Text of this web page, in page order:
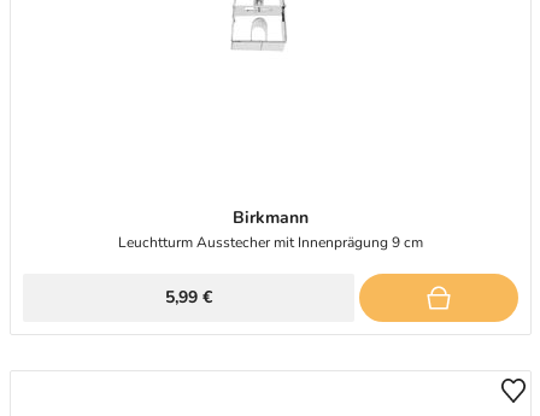
Birkmann
Leuchtturm Ausstecher mit Innenprägung 9 cm
5,99 €